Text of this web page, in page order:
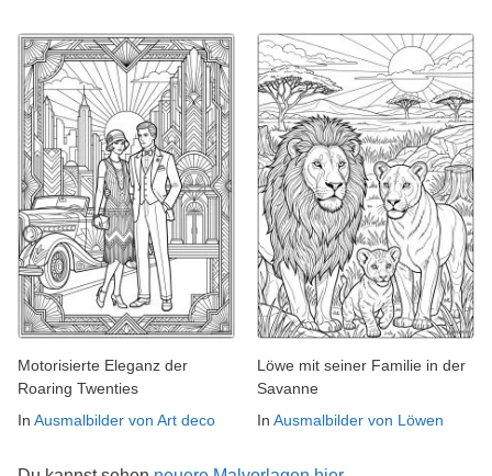
Motorisierte Eleganz der
Roaring Twenties
In Ausmalbilder von Art deco
Löwe mit seiner Familie in der
Savanne
In Ausmalbilder von Löwen